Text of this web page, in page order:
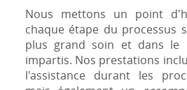
Nous mettons un point
chaque étape du processus
plus grand soin et dans le
impartis. Nos prestations
l'assistance durant les